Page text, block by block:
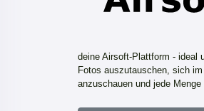
deine Airsoft-Plattform - ideal
Fotos auszutauschen, sich
anzuschauen und jede